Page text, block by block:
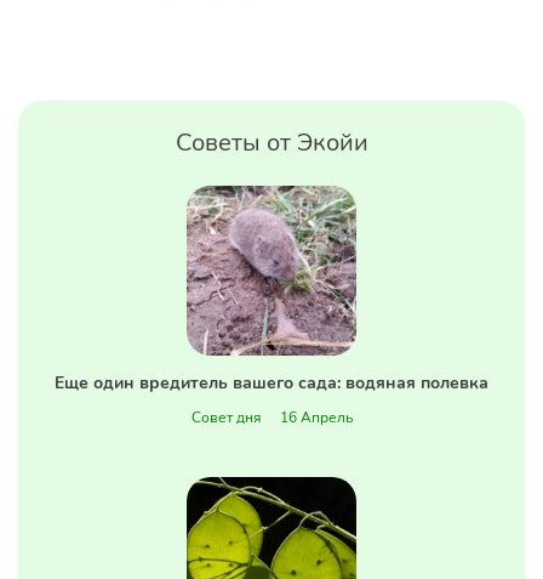
Советы от Экойи
Еще один вредитель вашего сада: водяная полевка
Совет дня 16 Апрель